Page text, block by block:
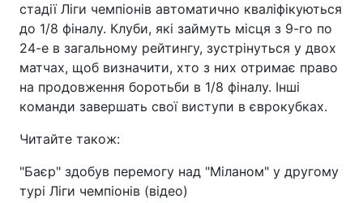
стадії Ліги чемпіонів автоматично кваліфікуються
до 1/8 фіналу. Клуби, які займуть місця з 9-го по
24-е в загальному рейтингу, зустрінуться у двох
матчах, щоб визначити, хто з них отримає право
на продовження боротьби в 1/8 фіналу. Інші
команди завершать свої виступи в єврокубках.
Читайте також:
"Баєр" здобув перемогу над "Міланом" у другому
турі Ліги чемпіонів (відео)